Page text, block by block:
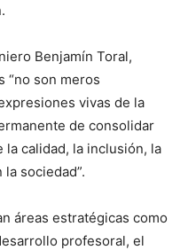
Benjamín Toral,
“no son meros
vivas de la
de consolidar
calidad, la inclusión, la
sociedad”.
áreas estratégicas como
profesoral, el